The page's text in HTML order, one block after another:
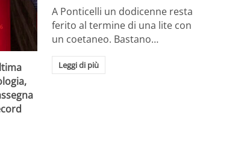
A Ponticelli un dodicenne resta
ferito al termine di una lite con
un coetaneo. Bastano…
Leggi di più